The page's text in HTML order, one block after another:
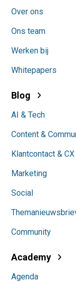
Over ons
Ons team
Werken bij
Whitepapers
Blog
AI & Tech
Content &
Klantcontact & CX
Marketing
Social
Community
Academy
Agenda